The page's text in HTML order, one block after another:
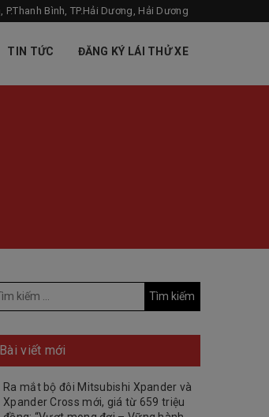
Bình, TP.Hải Dương, Hải Dương
TIN TỨC ĐĂNG KÝ LÁI THỬ XE
Bài viết mới
Ra mắt bộ đôi Mitsubishi Xpander và
Xpander Cross mới, giá từ 659 triệu